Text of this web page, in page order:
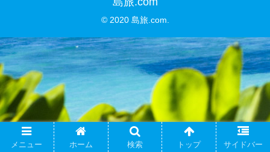
© 2020 島旅.com.
メニュー ホーム 検索 トップ サイドバー